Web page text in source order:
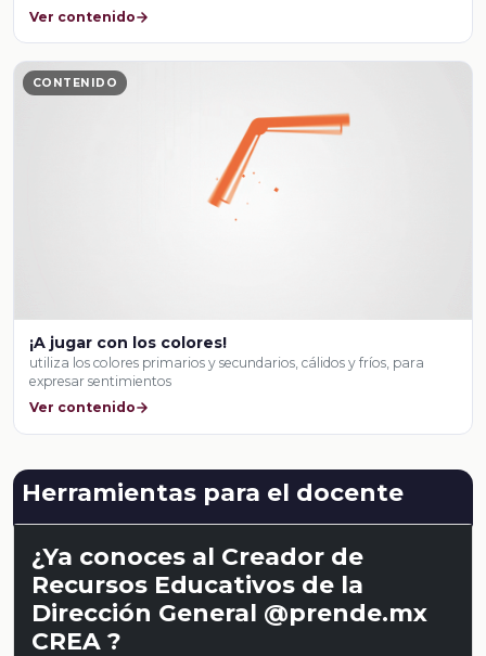
Ver contenido
CONTENIDO
¡A jugar con los colores!
utiliza los colores primarios y secundarios, cálidos y fríos, para
expresar sentimientos
Ver contenido
Herramientas para el docente
¿Ya conoces al Creador de
Recursos Educativos de la
Dirección General @prende.mx
CREA ?